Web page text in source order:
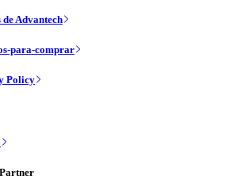
Advantech
para-comprar
Policy